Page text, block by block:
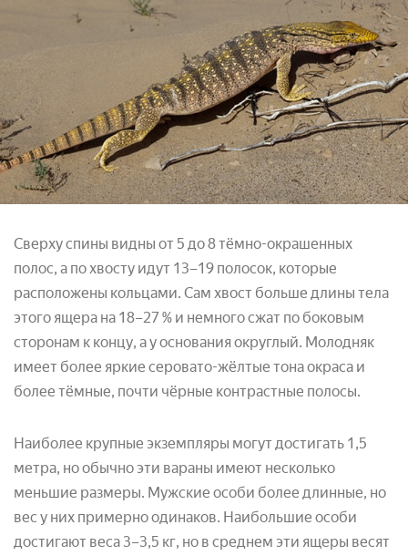
Сверху спины видны от 5 до 8 тёмно-окрашенных
полос, а по хвосту идут 13–19 полосок, которые
расположены кольцами. Сам хвост больше длины тела
этого ящера на 18–27 % и немного сжат по боковым
сторонам к концу, а у основания округлый. Молодняк
имеет более яркие серовато-жёлтые тона окраса и
более тёмные, почти чёрные контрастные полосы.
Наиболее крупные экземпляры могут достигать 1,5
метра, но обычно эти вараны имеют несколько
меньшие размеры. Мужские особи более длинные, но
вес у них примерно одинаков. Наибольшие особи
достигают веса 3–3,5 кг, но в среднем эти ящеры весят